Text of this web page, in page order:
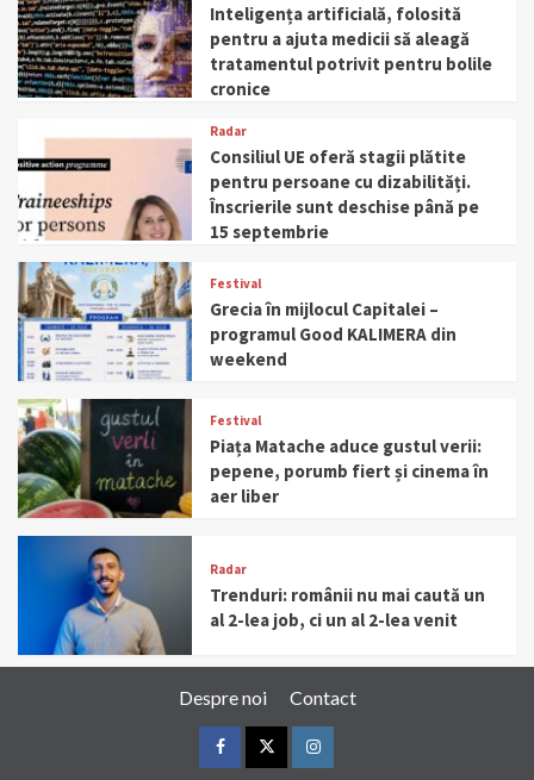
Inteligența artificială, folosită
pentru a ajuta medicii să aleagă
tratamentul potrivit pentru bolile
cronice
Radar
Consiliul UE oferă stagii plătite
pentru persoane cu dizabilități.
Înscrierile sunt deschise până pe
15 septembrie
Festival
Grecia în mijlocul Capitalei –
programul Good KALIMERA din
weekend
Festival
Piața Matache aduce gustul verii:
pepene, porumb fiert și cinema în
aer liber
Radar
Trenduri: românii nu mai caută un
al 2-lea job, ci un al 2-lea venit
Despre noi Contact
FacebookTwitterInstagram